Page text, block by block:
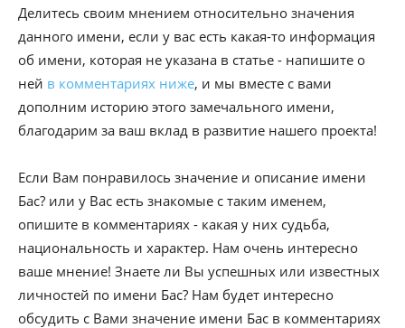
Делитесь своим мнением относительно значения
данного имени, если у вас есть какая-то информация
об имени, которая не указана в статье - напишите о
ней в комментариях ниже, и мы вместе с вами
дополним историю этого замечального имени,
благодарим за ваш вклад в развитие нашего проекта!
Если Вам понравилось значение и описание имени
Бас? или у Вас есть знакомые с таким именем,
опишите в комментариях - какая у них судьба,
национальность и характер. Нам очень интересно
ваше мнение! Знаете ли Вы успешных или известных
личностей по имени Бас? Нам будет интересно
обсудить с Вами значение имени Бас в комментариях